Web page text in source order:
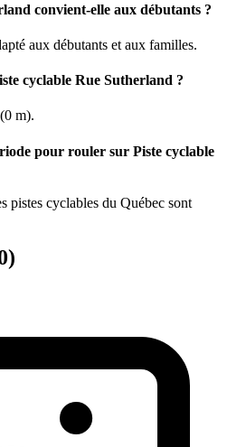
convient-elle aux débutants ?
aux débutants et aux familles.
cyclable Rue Sutherland ?
m).
pour rouler sur Piste cyclable
pistes cyclables du Québec sont
)